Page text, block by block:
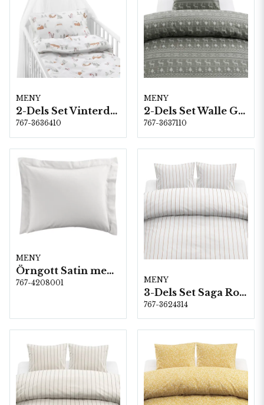
MENY
2-Dels Set Vinterdala Spjälsäng
767-3636410
MENY
2-Dels Set Walle Grön
767-3637110
MENY
Örngott Satin med vinge 50x60 cm Vit
767-4208001 MENY
3-Dels Set Saga Rost Dubbel
767-3624314